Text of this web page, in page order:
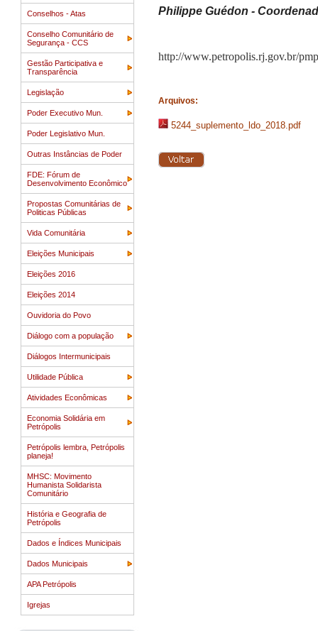
Conselhos - Atas
Conselho Comunitário de
Segurança - CCS
Gestão Participativa e
Transparência
Legislação
Poder Executivo Mun.
Poder Legislativo Mun.
Outras Instâncias de Poder
FDE: Fórum de
Desenvolvimento Econômico
Propostas Comunitárias de
Politicas Públicas
Vida Comunitária
Eleições Municipais
Eleições 2016
Eleições 2014
Ouvidoria do Povo
Diálogo com a população
Diálogos Intermunicipais
Utilidade Pública
Atividades Econômicas
Economia Solidária em
Petrópolis
Petrópolis lembra, Petrópolis
planeja!
MHSC: Movimento
Humanista Solidarista
Comunitário
História e Geografia de
Petrópolis
Dados e Índices Municipais
Dados Municipais
APA Petrópolis
Igrejas
Philippe Guédon -
http://www.petropolis.rj.gov.br/
Arquivos:
5244_suplemento_ldo_2018.pdf